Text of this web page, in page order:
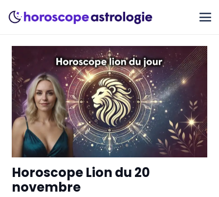
Horoscope Lion du 20
novembre